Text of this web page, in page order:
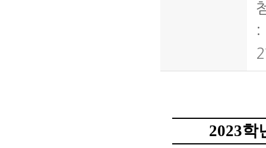
:
2023학